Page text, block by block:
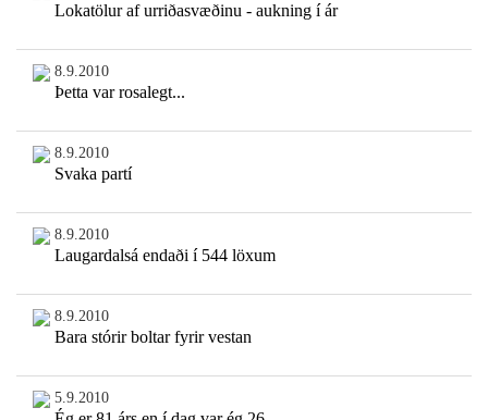
Lokatölur af urriðasvæðinu - aukning í ár
8.9.2010
Þetta var rosalegt...
8.9.2010
Svaka partí
8.9.2010
Laugardalsá endaði í 544 löxum
8.9.2010
Bara stórir boltar fyrir vestan
5.9.2010